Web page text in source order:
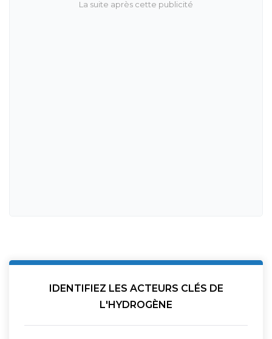
IDENTIFIEZ LES ACTEURS CLÉS DE
L'HYDROGÈNE